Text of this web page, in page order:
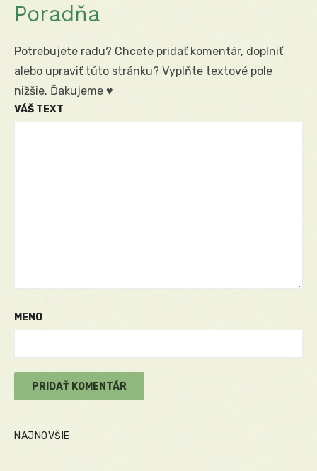
Poradňa
Potrebujete radu? Chcete pridať komentár, doplniť
alebo upraviť túto stránku? Vyplňte textové pole
nižšie. Ďakujeme ♥
VÁŠ TEXT
MENO
NAJNOVŠIE